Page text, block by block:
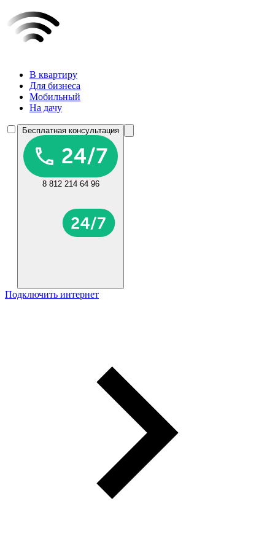
В квартиру
Для бизнеса
Мобильный
На дачу
Бесплатная консультация
8 812 214 64 96
Подключить интернет